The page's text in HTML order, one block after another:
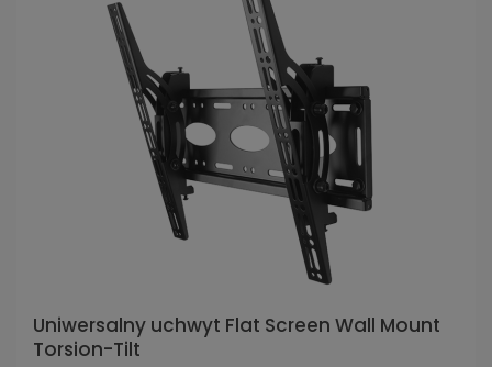
Uniwersalny uchwyt Flat Screen Wall Mount
Torsion-Tilt